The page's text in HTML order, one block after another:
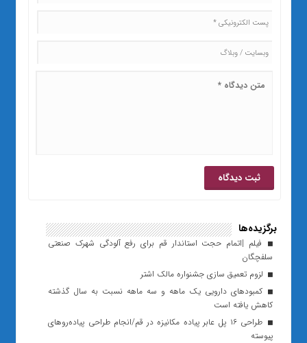
برگزیده‌ها
فیلم |اتمام حجت استاندار قم برای رفع آلودگی شهرک صنعتی
سلفچگان
لزوم تعمیق سازی جشنواره مالک اشتر
کمبودهای دارویی یک ماهه و سه ماهه نسبت به سال گذشته
کاهش یافته است
طراحی ۱۶ پل عابر پیاده مکانیزه در قم/انجام طراحی پیاده‌روهای
پیوسته